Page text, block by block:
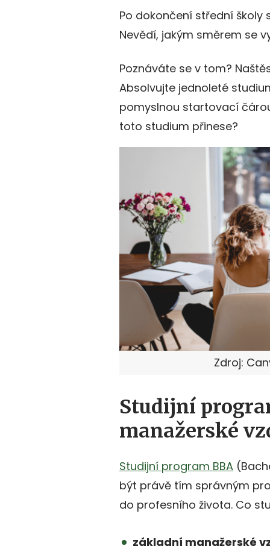
Po dokončení střední
Nevědí, jakým směrem se
Poznáváte se v tom?
Absolvujte jednoleté
pomyslnou startovací
toto studium přinese?
Zdroj:
Studijní
manažerské
Studijní program BBA
být právě tím správným
do profesního života. Co
základní manažerské